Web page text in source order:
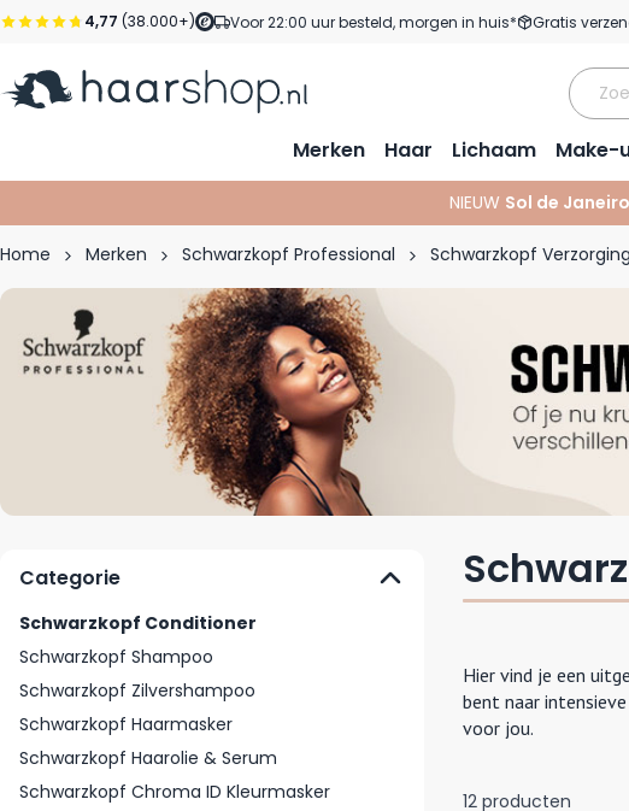
Ga naar de inhoud
4,77 (38.000+) Voor 22:00 uur besteld, morgen in huis* Gratis
Merken Haar Lichaam Make-
NIEUW Sol de Janeiro
Home Merken Schwarzkopf Professional Schwarzkopf Verzorging
Categorie
Schwarzkopf Conditioner
Schwarzkopf Shampoo
Schwarzkopf Zilvershampoo
Schwarzkopf Haarmasker
Schwarzkopf Haarolie & Serum
Schwarzkopf Chroma ID Kleurmasker
Hier vind je een
bent naar
voor jou.
12 producten